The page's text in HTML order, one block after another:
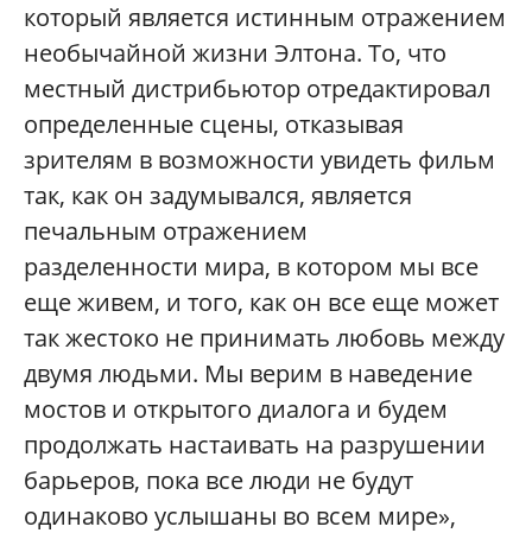
который является истинным отражением
необычайной жизни Элтона. То, что
местный дистрибьютор отредактировал
определенные сцены, отказывая
зрителям в возможности увидеть фильм
так, как он задумывался, является
печальным отражением
разделенности мира, в котором мы все
еще живем, и того, как он все еще может
так жестоко не принимать любовь между
двумя людьми. Мы верим в наведение
мостов и открытого диалога и будем
продолжать настаивать на разрушении
барьеров, пока все люди не будут
одинаково услышаны во всем мире»,